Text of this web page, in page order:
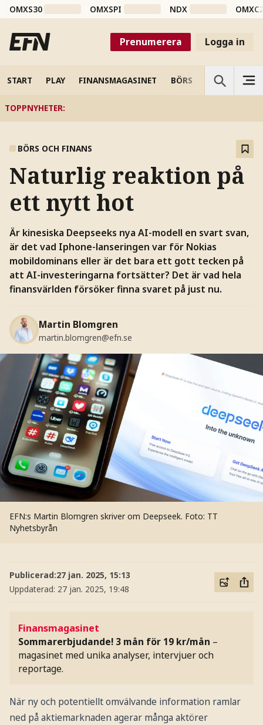
OMXS30 OMXSPI NDX
Prenumerera Logga in
START PLAY FINANSMAGASINET BÖRS VETENSKAP
TOPPNYHETER:
BÖRS OCH FINANS
Naturlig reaktion på
ett nytt hot
Är kinesiska Deepseeks nya AI-modell en svart svan,
är det vad Iphone-lanseringen var för Nokias
mobildominans eller är det bara ett gott tecken på
att AI-investeringarna fortsätter? Det är vad hela
finansvärlden försöker finna svaret på just nu.
Martin Blomgren
martin.blomgren@efn.se
EFN:s Martin Blomgren skriver om Deepseek. Foto: TT
Nyhetsbyrån
Publicerad:27 jan. 2025, 15:13
Uppdaterad: 27 jan. 2025, 19:48
Finansmagasinet
Sommarerbjudande! 3 mån för 19 kr/mån –
magasinet med unika analyser, intervjuer och
reportage.
När ny och potentiellt omvälvande information ramlar
ned på aktiemarknaden agerar många aktörer